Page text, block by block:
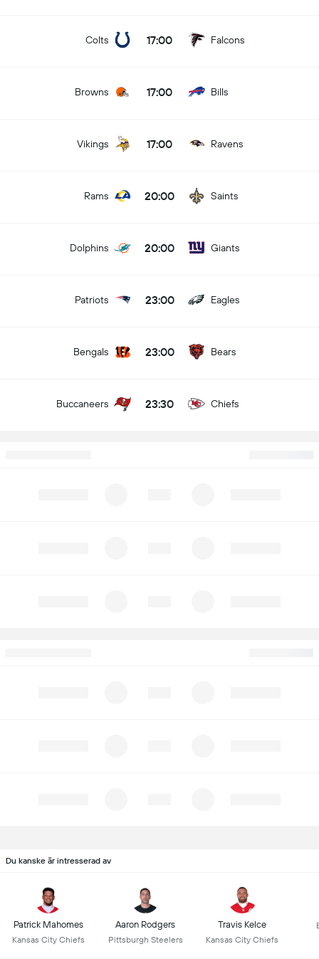
Colts 17:00 Falcons
Browns 17:00 Bills
Vikings 17:00 Ravens
Rams 20:00 Saints
Dolphins 20:00 Giants
Patriots 23:00 Eagles
Bengals 23:00 Bears
Buccaneers 23:30 Chiefs
Du kanske är intresserad av
Patrick Mahomes
Kansas City Chiefs
Aaron Rodgers
Pittsburgh Steelers
Travis Kelce
Kansas City Chiefs